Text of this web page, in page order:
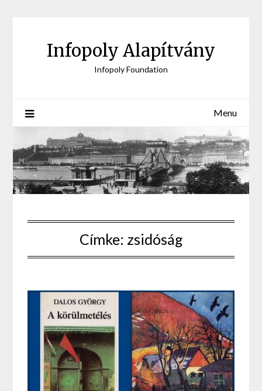
Infopoly Alapítvány
Infopoly Foundation
Menu
Címke: zsidóság